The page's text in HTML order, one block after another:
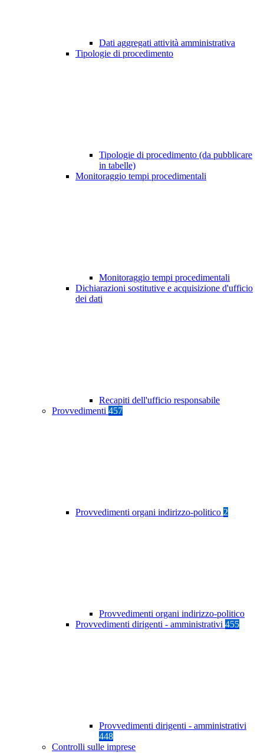
Dati aggregati attività amministrativa
Tipologie di procedimento
Tipologie di procedimento (da pubblicare
in tabelle)
Monitoraggio tempi procedimentali
Monitoraggio tempi procedimentali
Dichiarazioni sostitutive e acquisizione d'ufficio
dei dati
Recapiti dell'ufficio responsabile
Provvedimenti 457
Provvedimenti organi indirizzo-politico 2
Provvedimenti organi indirizzo-politico
Provvedimenti dirigenti - amministrativi 455
Provvedimenti dirigenti - amministrativi
448
Controlli sulle imprese